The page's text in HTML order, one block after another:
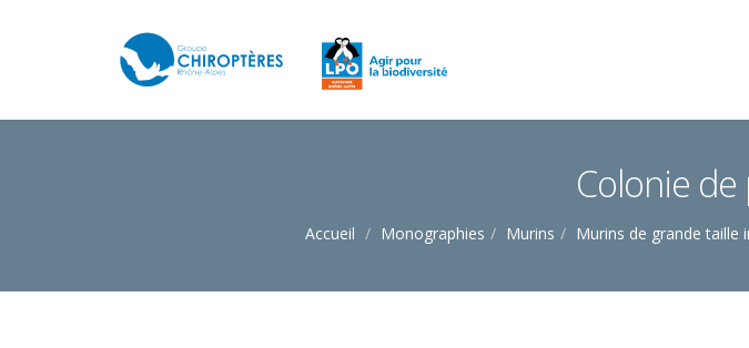
Colonie
Accueil Monographies Murins Murins de grande taille